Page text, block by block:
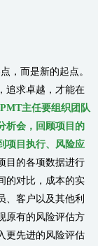
，而是新的起点。
追求卓越，才能在
主任要组织团队
析会，回顾项目的
项目执行、风险应
目的各项数据进行
的对比，成本的实
、客户以及其他利
原有的风险评估方
更先进的风险评估